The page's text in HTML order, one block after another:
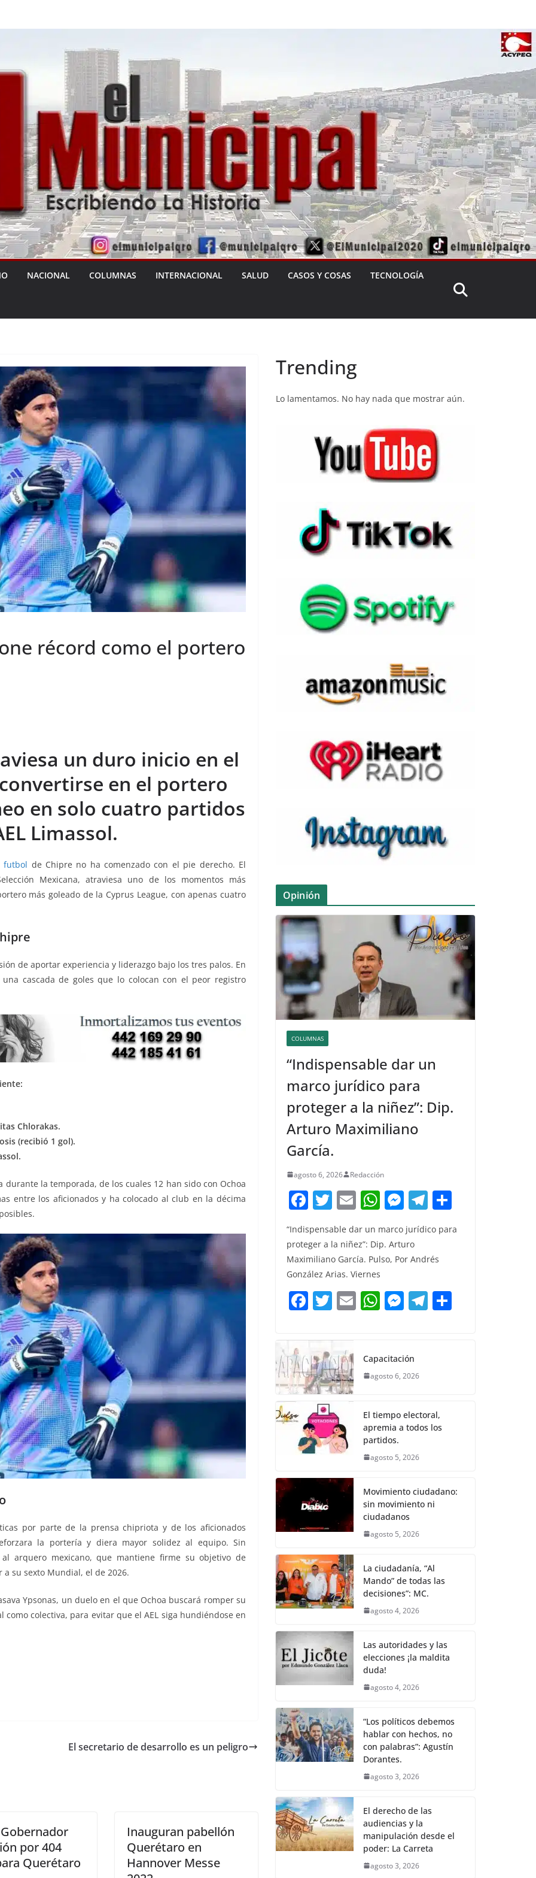
NACIONAL COLUMNAS INTERNACIONAL SALUD CASOS Y COSAS TECNOLOGÍA
récord como el portero
un duro inicio en el
en el portero
en solo cuatro partidos
Limassol.
futbol de Chipre no ha comenzado con el pie derecho. El
Mexicana, atraviesa uno de los momentos más
más goleado de la Cyprus League, con apenas cuatro
de aportar experiencia y liderazgo bajo los tres palos. En
cascada de goles que lo colocan con el peor registro
Chlorakas.
(recibió 1 gol).
durante la temporada, de los cuales 12 han sido con Ochoa
entre los aficionados y ha colocado al club en la décima
por parte de la prensa chipriota y de los aficionados
la portería y diera mayor solidez al equipo. Sin
arquero mexicano, que mantiene firme su objetivo de
su sexto Mundial, el de 2026.
Ypsonas, un duelo en el que Ochoa buscará romper su
colectiva, para evitar que el AEL siga hundiéndose en
El secretario de desarrollo es un peligro
por 404
Querétaro
Inauguran pabellón
Querétaro en
Hannover Messe
Trending
Lo lamentamos. No hay nada que mostrar aún.
Opinión
COLUMNAS
“Indispensable dar un
marco jurídico para
proteger a la niñez”: Dip.
Arturo Maximiliano
García.
agosto 6, 2026 Redacción
F
c
e
b
o
o
k
T
w
itt
er
E
ai
l
W
at
s
p
p
M
e
ss
e
g
er
T
e
gr
m
m
“Indispensable dar un marco jurídico para
proteger a la niñez”: Dip. Arturo
Maximiliano García. Pulso, Por Andrés
González Arias. Viernes
F
c
e
b
o
o
k
T
itt
er
E W
s
A
p
M
e
n
er
T
Capacitación
agosto 6, 2026
El tiempo electoral,
apremia a todos los
partidos.
agosto 5, 2026
Movimiento ciudadano:
sin movimiento ni
ciudadanos
agosto 5, 2026
La ciudadanía, “Al
Mando” de todas las
decisiones”: MC.
agosto 4, 2026
Las autoridades y las
elecciones ¡la maldita
duda!
agosto 4, 2026
“Los políticos debemos
hablar con hechos, no
con palabras”: Agustín
Dorantes.
agosto 3, 2026
El derecho de las
audiencias y la
manipulación desde el
poder: La Carreta
agosto 3, 2026